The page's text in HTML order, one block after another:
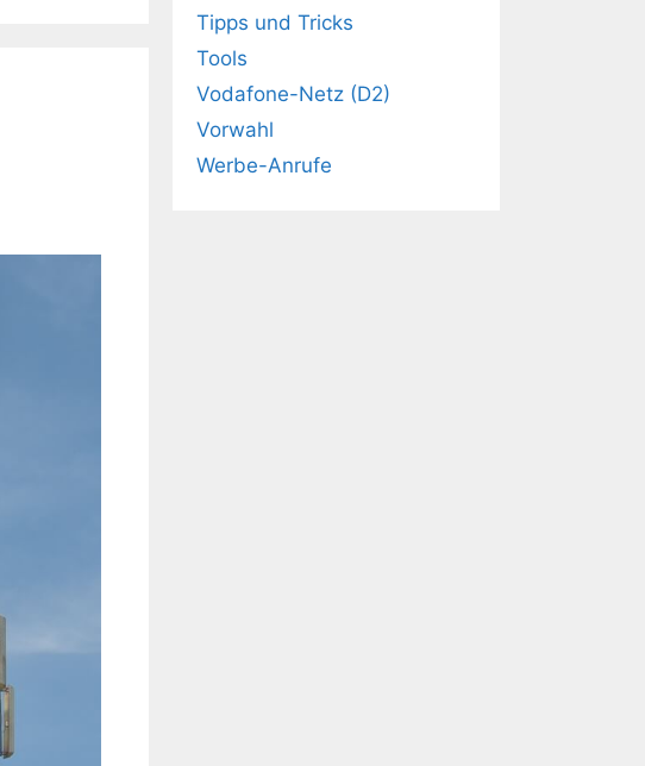
Tipps und Tricks
Tools
Vodafone-Netz (D2)
Vorwahl
Werbe-Anrufe